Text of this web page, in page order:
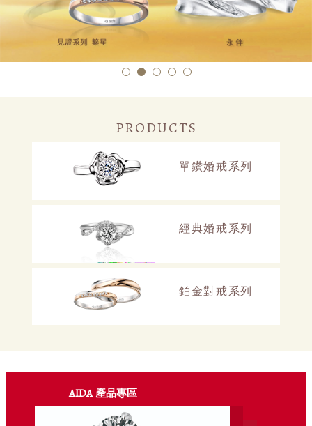
PRODUCTS
單鑽婚戒系列
經典婚戒系列
鉑金對戒系列
AIDA產品專區